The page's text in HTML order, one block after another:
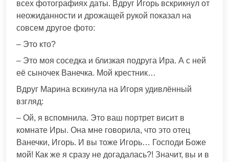
всех фотографиях даты. Вдруг Игорь вскрикнул от
неожиданности и дрожащей рукой показал на
совсем другое фото:
– Это кто?
– Это моя соседка и близкая подруга Ира. А с ней
её сыночек Ванечка. Мой крестник…
Вдруг Марина вскинула на Игоря удивлённый
взгляд:
– Ой, я вспомнила. Это ваш портрет висит в
комнате Иры. Она мне говорила, что это отец
Ванечки, Игорь. И вы тоже Игорь… Господи Боже
мой! Как же я сразу не догадалась?! Значит, вы и в